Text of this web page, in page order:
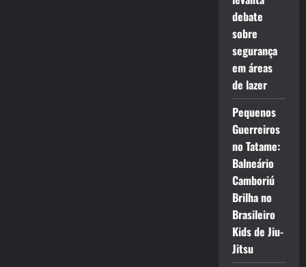
debate
sobre
segurança
em áreas
de lazer
Pequenos
Guerreiros
no Tatame:
Balneário
Camboriú
Brilha no
Brasileiro
Kids de Jiu-
Jitsu